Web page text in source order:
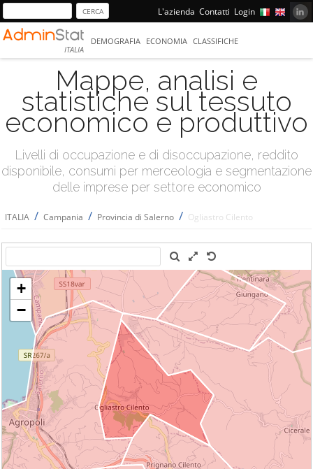
L'azienda Contatti Login
ITALIA
DEMOGRAFIA ECONOMIA CLASSIFICHE
Mappe, analisi e
statistiche sul tessuto
economico e produttivo
Livelli di occupazione e di disoccupazione, reddito
disponibile, consumi per merceologia e segmentazione
delle imprese per settore economico
ITALIA / Campania / Provincia di Salerno / Ogliastro Cilento